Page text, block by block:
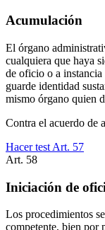
Acumulación
El órgano
cualquiera que haya
de oficio o a
guarde identidad
mismo órgano quien
Contra el acuerdo de
Hacer test Art. 57
Art. 58
Iniciación de
Los procedimientos
competente, bien por